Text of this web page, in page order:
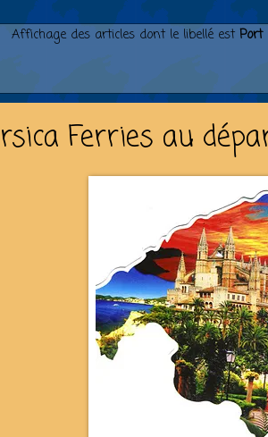
Affichage des articles dont le libellé est Port
Ferries au